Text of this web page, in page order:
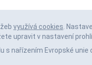
využívá cookies.
upravit v nastavení
s nařízením Evropské unie